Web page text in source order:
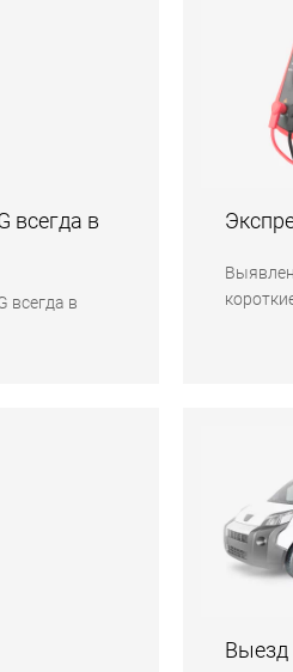
всегда в
всегда в
Выезд